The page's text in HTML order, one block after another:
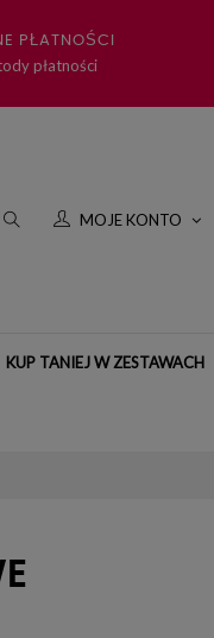
PŁATNOŚCI
płatności
MOJE KONTO
KUP TANIEJ W ZESTAWACH